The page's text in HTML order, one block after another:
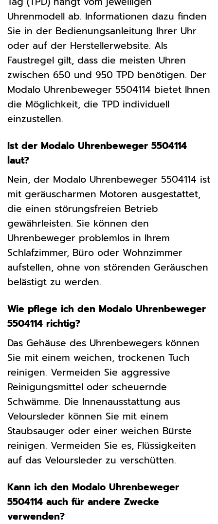
Uhrenmodell ab. Informationen dazu finden
Sie in der Bedienungsanleitung Ihrer Uhr
oder auf der Herstellerwebsite. Als
Faustregel gilt, dass die meisten Uhren
zwischen 650 und 950 TPD benötigen. Der
Modalo Uhrenbeweger 5504114 bietet Ihnen
die Möglichkeit, die TPD individuell
einzustellen.
Ist der Modalo Uhrenbeweger 5504114
laut?
Nein, der Modalo Uhrenbeweger 5504114 ist
mit geräuscharmen Motoren ausgestattet,
die einen störungsfreien Betrieb
gewährleisten. Sie können den
Uhrenbeweger problemlos in Ihrem
Schlafzimmer, Büro oder Wohnzimmer
aufstellen, ohne von störenden Geräuschen
belästigt zu werden.
Wie pflege ich den Modalo Uhrenbeweger
5504114 richtig?
Das Gehäuse des Uhrenbewegers können
Sie mit einem weichen, trockenen Tuch
reinigen. Vermeiden Sie aggressive
Reinigungsmittel oder scheuernde
Schwämme. Die Innenausstattung aus
Veloursleder können Sie mit einem
Staubsauger oder einer weichen Bürste
reinigen. Vermeiden Sie es, Flüssigkeiten
auf das Veloursleder zu verschütten.
Kann ich den Modalo Uhrenbeweger
5504114 auch für andere Zwecke
verwenden?